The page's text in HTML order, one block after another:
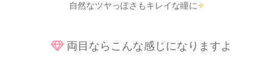
自然なツヤっぽさもキレイな瞳に✧
両目ならこんな感じになりますよ